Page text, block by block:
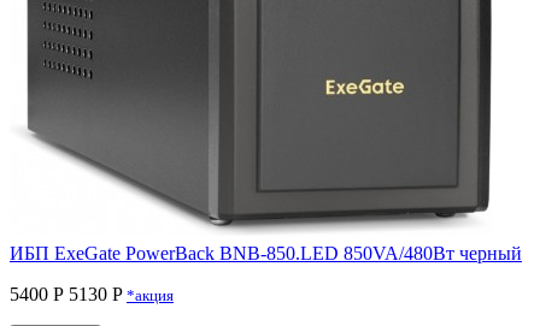
ИБП ExeGate PowerBack BNB-850.LED 850VA/480Вт черный
5400 Р 5130 P *акция